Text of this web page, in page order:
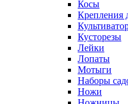
Косы
Крепления
Кусторезы
Лейки
Лопаты
Мотыги
Наборы
Ножи